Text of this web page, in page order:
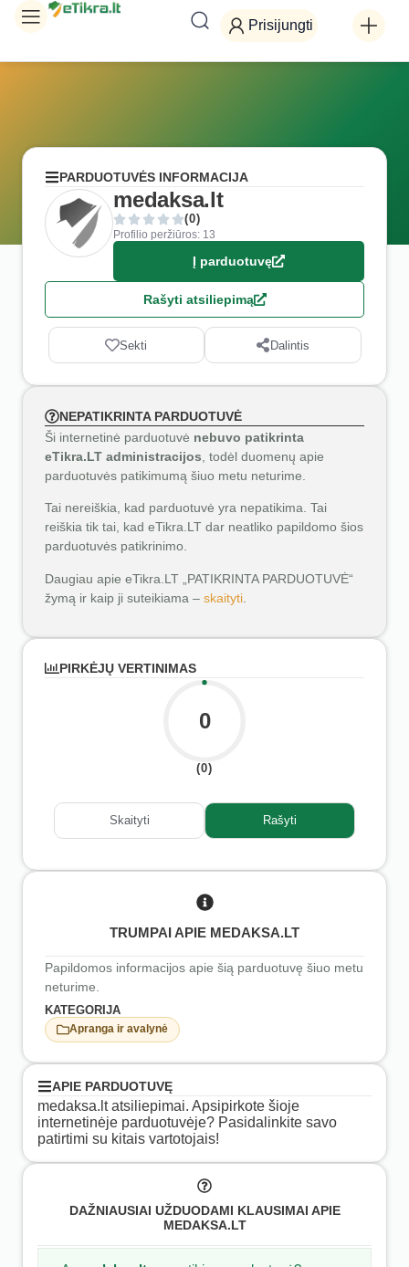
Prisijungti
PARDUOTUVĖS INFORMACIJA
medaksa.lt
(0)
Profilio peržiūros: 13
Į parduotuvę
Rašyti atsiliepimą
Sekti Dalintis
NEPATIKRINTA PARDUOTUVĖ
Ši internetinė parduotuvė nebuvo patikrinta
eTikra.LT administracijos , todėl duomenų apie
parduotuvės patikimumą šiuo metu neturime.
Tai nereiškia, kad parduotuvė yra nepatikima. Tai
reiškia tik tai, kad eTikra.LT dar neatliko papildomo šios
parduotuvės patikrinimo.
Daugiau apie eTikra.LT „PATIKRINTA PARDUOTUVĖ“
žymą ir kaip ji suteikiama – skaityti
PIRKĖJŲ VERTINIMAS
0
(0)
Skaityti Rašyti
TRUMPAI APIE MEDAKSA.LT
Papildomos informacijos apie šią parduotuvę šiuo metu
neturime.
KATEGORIJA
Apranga ir avalynė
APIE PARDUOTUVĘ
medaksa.lt atsiliepimai. Apsipirkote šioje
internetinėje parduotuvėje? Pasidalinkite savo
patirtimi su kitais vartotojais!
DAŽNIAUSIAI UŽDUODAMI KLAUSIMAI APIE
MEDAKSA.LT